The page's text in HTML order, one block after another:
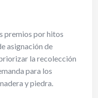
premios por hitos
asignación de
la recolección
para los
y piedra.